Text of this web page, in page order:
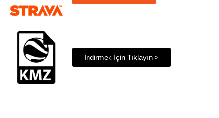
İndirmek İçin Tıklayın >